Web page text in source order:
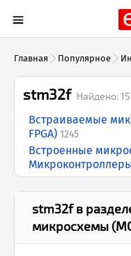
Главная Популярное
stm32f Найдено:
Встраиваемые
FPGA) 1245
Встроенные
stm32fв
микросхемы